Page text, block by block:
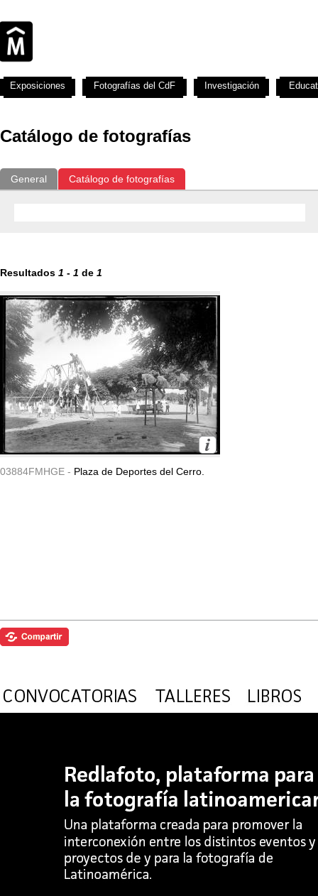
Catálogo de fotografías
General Catálogo de fotografías
Resultados 1 - 1 de 1
03884FMHGE - Plaza de Deportes del Cerro.
Exposiciones Fotografías del CdF Investigación